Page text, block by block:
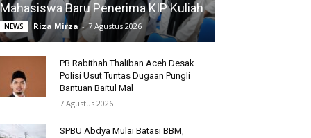
Mahasiswa Baru Penerima KIP Kuliah
NEWS Riza Mirza - 7 Agustus 2026
PB Rabithah Thaliban Aceh Desak
Polisi Usut Tuntas Dugaan Pungli
Bantuan Baitul Mal
7 Agustus 2026
SPBU Abdya Mulai Batasi BBM,